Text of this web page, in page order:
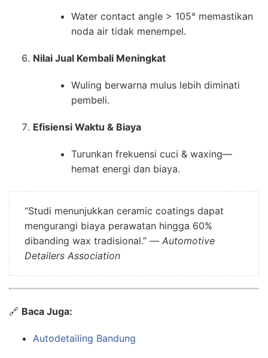
Water contact angle > 105° memastikan
noda air tidak menempel.
Nilai Jual Kembali Meningkat
Wuling berwarna mulus lebih diminati
pembeli.
Efisiensi Waktu & Biaya
Turunkan frekuensi cuci & waxing—
hemat energi dan biaya.
“Studi menunjukkan ceramic coatings dapat
mengurangi biaya perawatan hingga 60%
dibanding wax tradisional.” — Automotive
Detailers Association
🔗 Baca Juga:
Autodetailing Bandung